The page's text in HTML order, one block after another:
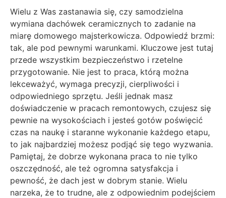
Wielu z Was zastanawia się, czy samodzielna
wymiana dachówek ceramicznych to zadanie na
miarę domowego majsterkowicza. Odpowiedź brzmi:
tak, ale pod pewnymi warunkami. Kluczowe jest tutaj
przede wszystkim bezpieczeństwo i rzetelne
przygotowanie. Nie jest to praca, którą można
lekceważyć, wymaga precyzji, cierpliwości i
odpowiedniego sprzętu. Jeśli jednak masz
doświadczenie w pracach remontowych, czujesz się
pewnie na wysokościach i jesteś gotów poświęcić
czas na naukę i staranne wykonanie każdego etapu,
to jak najbardziej możesz podjąć się tego wyzwania.
Pamiętaj, że dobrze wykonana praca to nie tylko
oszczędność, ale też ogromna satysfakcja i
pewność, że dach jest w dobrym stanie. Wielu
narzeka, że to trudne, ale z odpowiednim podejściem